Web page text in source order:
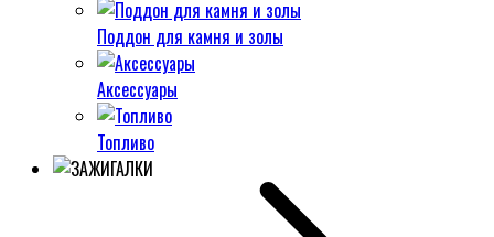
Поддон для камня и золы
Аксессуары
Топливо